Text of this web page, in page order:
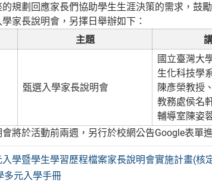
規劃回應家長們協助學生生涯決策的需求，鼓
家長說明會，另擇日舉辦如下：
主題
甄選入學家長說明會
國立臺灣大
生化科技學
陳彥榮教授、
教務處侯名
輔導室陳姿
將於活動前兩週，另行於校網公告Google表單
學暨學生學習歷程檔案家長說明會實施計畫(核
多元入學手冊